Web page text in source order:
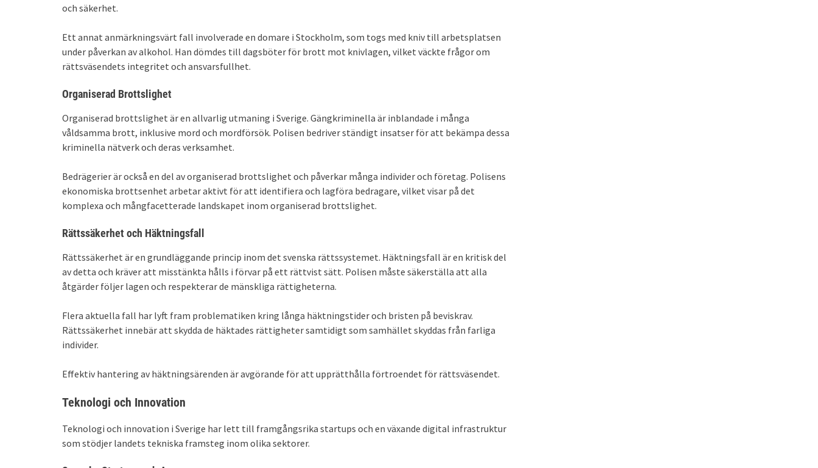
och säkerhet.
Ett annat anmärkningsvärt fall involverade en domare i Stockholm, som togs med kniv till arbetsplatsen
under påverkan av alkohol. Han dömdes till dagsböter för brott mot knivlagen, vilket väckte frågor om
rättsväsendets integritet och ansvarsfullhet.
Organiserad Brottslighet
Organiserad brottslighet är en allvarlig utmaning i Sverige. Gängkriminella är inblandade i många
våldsamma brott, inklusive mord och mordförsök. Polisen bedriver ständigt insatser för att bekämpa dessa
kriminella nätverk och deras verksamhet.
Bedrägerier är också en del av organiserad brottslighet och påverkar många individer och företag. Polisens
ekonomiska brottsenhet arbetar aktivt för att identifiera och lagföra bedragare, vilket visar på det
komplexa och mångfacetterade landskapet inom organiserad brottslighet.
Rättssäkerhet och Häktningsfall
Rättssäkerhet är en grundläggande princip inom det svenska rättssystemet. Häktningsfall är en kritisk del
av detta och kräver att misstänkta hålls i förvar på ett rättvist sätt. Polisen måste säkerställa att alla
åtgärder följer lagen och respekterar de mänskliga rättigheterna.
Flera aktuella fall har lyft fram problematiken kring långa häktningstider och bristen på beviskrav.
Rättssäkerhet innebär att skydda de häktades rättigheter samtidigt som samhället skyddas från farliga
individer.
Effektiv hantering av häktningsärenden är avgörande för att upprätthålla förtroendet för rättsväsendet.
Teknologi och Innovation
Teknologi och innovation i Sverige har lett till framgångsrika startups och en växande digital infrastruktur
som stödjer landets tekniska framsteg inom olika sektorer.